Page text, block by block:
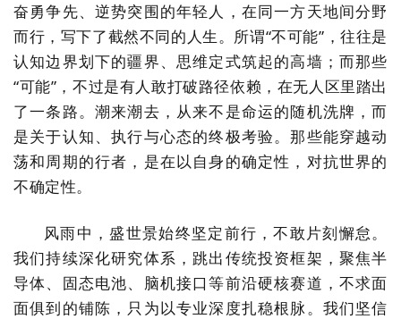
奋勇争先、逆势突围的年轻人，在同一方天地间分野
而行，写下了截然不同的人生。所谓“不可能” ，往往是
认知边界划下的疆界、思维定式筑起的高墙；而那些
“可能”，不过是有人敢打破路径依赖，在无人区里踏出
了一条路。潮来潮去，从来不是命运的随机洗牌，而
是关于认知、执行与心态的终极考验。那些能穿越动
荡和周期的行者，是在以自身的确定性，对抗世界的
不确定性。
风雨中，盛世景始终坚定前行，不敢片刻懈怠。
我们持续深化研究体系，跳出传统投资框架，聚焦半
导体、固态电池、脑机接口等前沿硬核赛道，不求面
面俱到的铺陈，只为以专业深度扎稳根脉。我们坚信